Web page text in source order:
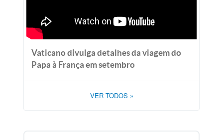
Vaticano divulga detalhes da viagem do
Papa à França em setembro
VER TODOS »